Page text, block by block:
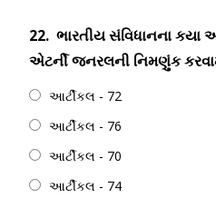
22. ભારતીય સંવિધાનના કયા
એટર્ની જનરલની નિમણુંક
આર્ટીકલ - 72
આર્ટીકલ - 76
આર્ટીકલ - 70
આર્ટીકલ - 74